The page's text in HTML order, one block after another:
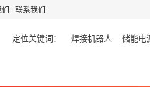
联系我们
定位关键词： 焊接机器人 储能电